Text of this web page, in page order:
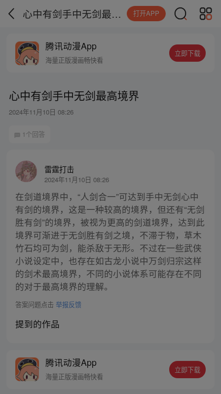
心中有剑手中无剑最高境界 打开APP
腾讯动漫App
海量正版漫画畅快看
立即下载
心中有剑手中无剑最高境界
2024年11月10日 08:26
1个回答
雷霆打击
2024年11月10日 08:26
在剑道境界中，“人剑合一”可达到手中无剑心中
有剑的境界，这是一种较高的境界，但还有“无剑
胜有剑”的境界，被视为更高的剑道境界，达到此
境界可渐进于无剑胜有剑之境，不滞于物，草木
竹石均可为剑，能杀敌于无形。不过在一些武侠
小说设定中，也存在如古龙小说中万剑归宗这样
的剑术最高境界，不同的小说体系可能存在不同
的对于最高境界的理解。
答案问题点击 举报反馈
提到的作品
腾讯动漫App
海量正版漫画畅快看
立即下载